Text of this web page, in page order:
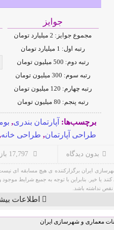
جوایز
مجموع جوایز: 2 میلیارد تومان
رتبه اول: 1 میلیارد تومان
رتبه دوم: 500 میلیون تومان
رتبه سوم: 300 میلیون تومان
رتبه چهارم: 120 میلیون تومان
رتبه پنجم: 80 میلیون تومان
برچسب‌ها: آپارتمان بندری,
طراحی آپارتمان, طراحی خانه
بدون دیدگاه
ایران برگزارکننده ی هیچ مسابقه ای
کنند یا خیر. بنابراین با توجه به جمیع شرایط
نداشته باشد.
اطلاعات